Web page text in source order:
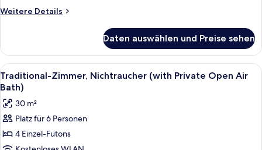
Weitere Details
Weitere
Nichtraucher
Daten auswählen und Preise sehen
Alle
Fotos
für
Traditional-
Zimmer,
Nichtraucher
Ein Zimmer mit Tatami-Boden,
7
Traditional-Zimmer, Nichtraucher (with Private Open Air
Bath)
30 m²
Platz für 6 Personen
4 Einzel-Futons